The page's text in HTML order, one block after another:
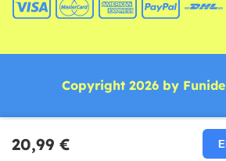
20,99 €
Copyright 2026 by